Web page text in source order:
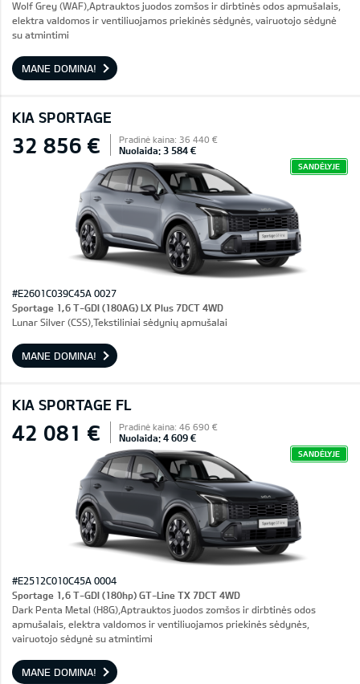
Wolf Grey (WAF),Aptrauktos juodos zomšos ir dirbtinės odos apmušalais,
elektra valdomos ir ventiliuojamos priekinės sėdynės, vairuotojo sėdynė
su atmintimi
MANE DOMINA!
KIA SPORTAGE
32 856 € Pradinė kaina: 36 440 €
Nuolaida: 3 584 €
SANDĖLYJE
#E2601C039C45A 0027
Sportage 1,6 T-GDI (180AG) LX Plus 7DCT 4WD
Lunar Silver (CSS),Tekstiliniai sėdynių apmušalai
MANE DOMINA!
KIA SPORTAGE FL
42 081 € Pradinė kaina: 46 690 €
Nuolaida: 4 609 €
SANDĖLYJE
#E2512C010C45A 0004
Sportage 1,6 T-GDI (180hp) GT-Line TX 7DCT 4WD
Dark Penta Metal (H8G),Aptrauktos juodos zomšos ir dirbtinės odos
apmušalais, elektra valdomos ir ventiliuojamos priekinės sėdynės,
vairuotojo sėdynė su atmintimi
MANE DOMINA!